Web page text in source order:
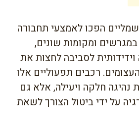
הפכו לאמצעי תחבורה
במגרשים ומקומות שונים,
לסביבה לחצות את
רכבים תפעוליים אלו
נהיגה חלקה ויעילה, אלא גם
על ידי ביטול הצורך לשאת